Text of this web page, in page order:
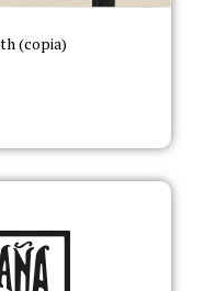
(copia)